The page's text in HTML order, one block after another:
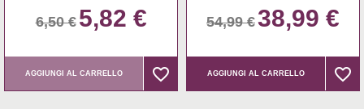
6,50 € 5,82 €
AGGIUNGI AL CARRELLO favorite_border
favorite_border
54,99 €38,99 €
AGGIUNGI AL CARRELLO favorite_border
favorite_border